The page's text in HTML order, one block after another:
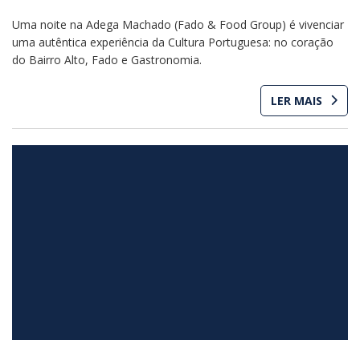
Uma noite na Adega Machado (Fado & Food Group) é vivenciar
uma autêntica experiência da Cultura Portuguesa: no coração
do Bairro Alto, Fado e Gastronomia.
LER MAIS